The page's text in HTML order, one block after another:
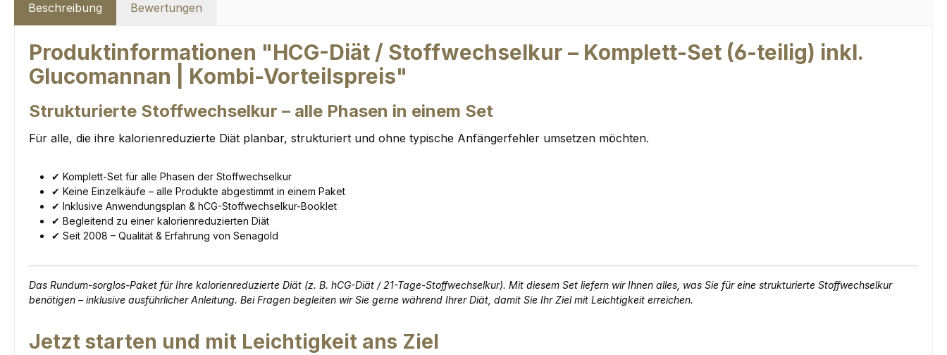
Beschreibung Bewertungen
Produktinformationen "HCG-Diät / Stoffwechselkur – Komplett-Set (6-teilig) inkl.
Glucomannan | Kombi-Vorteilspreis"
Strukturierte Stoffwechselkur – alle Phasen in einem Set
Für alle, die ihre kalorienreduzierte Diät planbar, strukturiert und ohne typische Anfängerfehler umsetzen möchten.
✔ Komplett-Set für alle Phasen der Stoffwechselkur
✔ Keine Einzelkäufe – alle Produkte abgestimmt in einem Paket
✔ Inklusive Anwendungsplan & hCG-Stoffwechselkur-Booklet
✔ Begleitend zu einer kalorienreduzierten Diät
✔ Seit 2008 – Qualität & Erfahrung von Senagold
Das Rundum-sorglos-Paket für Ihre kalorienreduzierte Diät (z. B. hCG-Diät / 21-Tage-Stoffwechselkur). Mit diesem Set liefern wir Ihnen alles, was Sie für eine strukturierte Stoffwechselkur
benötigen – inklusive ausführlicher Anleitung. Bei Fragen begleiten wir Sie gerne während Ihrer Diät, damit Sie Ihr Ziel mit Leichtigkeit erreichen.
Jetzt starten und mit Leichtigkeit ans Ziel